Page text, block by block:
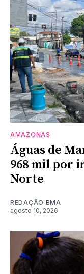
AMAZONAS
Águas de
968 mil por
Norte
REDAÇÃO BMA
agosto 10, 2026